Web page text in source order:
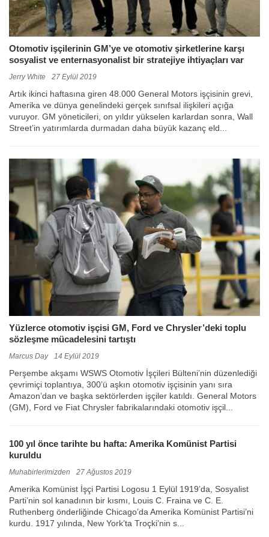
Otomotiv işçilerinin GM’ye ve otomotiv şirketlerine karşı
sosyalist ve enternasyonalist bir stratejiye ihtiyaçları var
Jerry White 27 Eylül 2019
Artık ikinci haftasına giren 48.000 General Motors işçisinin grevi,
Amerika ve dünya genelindeki gerçek sınıfsal ilişkileri açığa
vuruyor. GM yöneticileri, on yıldır yükselen karlardan sonra, Wall
Street’in yatırımlarda durmadan daha büyük kazanç eld...
Yüzlerce otomotiv işçisi GM, Ford ve Chrysler’deki toplu
sözleşme mücadelesini tartıştı
Marcus Day 14 Eylül 2019
Perşembe akşamı WSWS Otomotiv İşçileri Bülteni’nin düzenlediği
çevrimiçi toplantıya, 300’ü aşkın otomotiv işçisinin yanı sıra
Amazon’dan ve başka sektörlerden işçiler katıldı. General Motors
(GM), Ford ve Fiat Chrysler fabrikalarındaki otomotiv işçil...
100 yıl önce tarihte bu hafta: Amerika Komünist Partisi
kuruldu
Muhabirlerimizden 27 Ağustos 2019
Amerika Komünist İşçi Partisi Logosu 1 Eylül 1919’da, Sosyalist
Parti’nin sol kanadının bir kısmı, Louis C. Fraina ve C. E.
Ruthenberg önderliğinde Chicago’da Amerika Komünist Partisi’ni
kurdu. 1917 yılında, New York’ta Troçki’nin s...